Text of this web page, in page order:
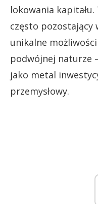
lokowania
często pozostający
unikalne
podwójnej naturze
jako metal
przemysłowy.